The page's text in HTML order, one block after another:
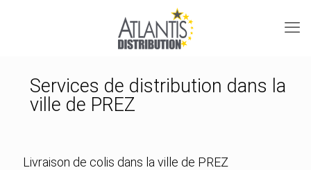
Services de distribution dans la
ville de PREZ
Livraison de colis dans la ville de PREZ